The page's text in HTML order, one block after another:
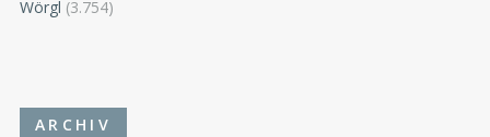
Wörgl (3.754)
ARCHIV